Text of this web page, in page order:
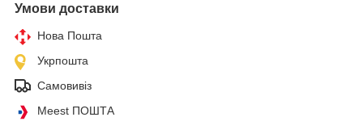
Умови доставки
Нова Пошта
Укрпошта
Самовивіз
Meest ПОШТА